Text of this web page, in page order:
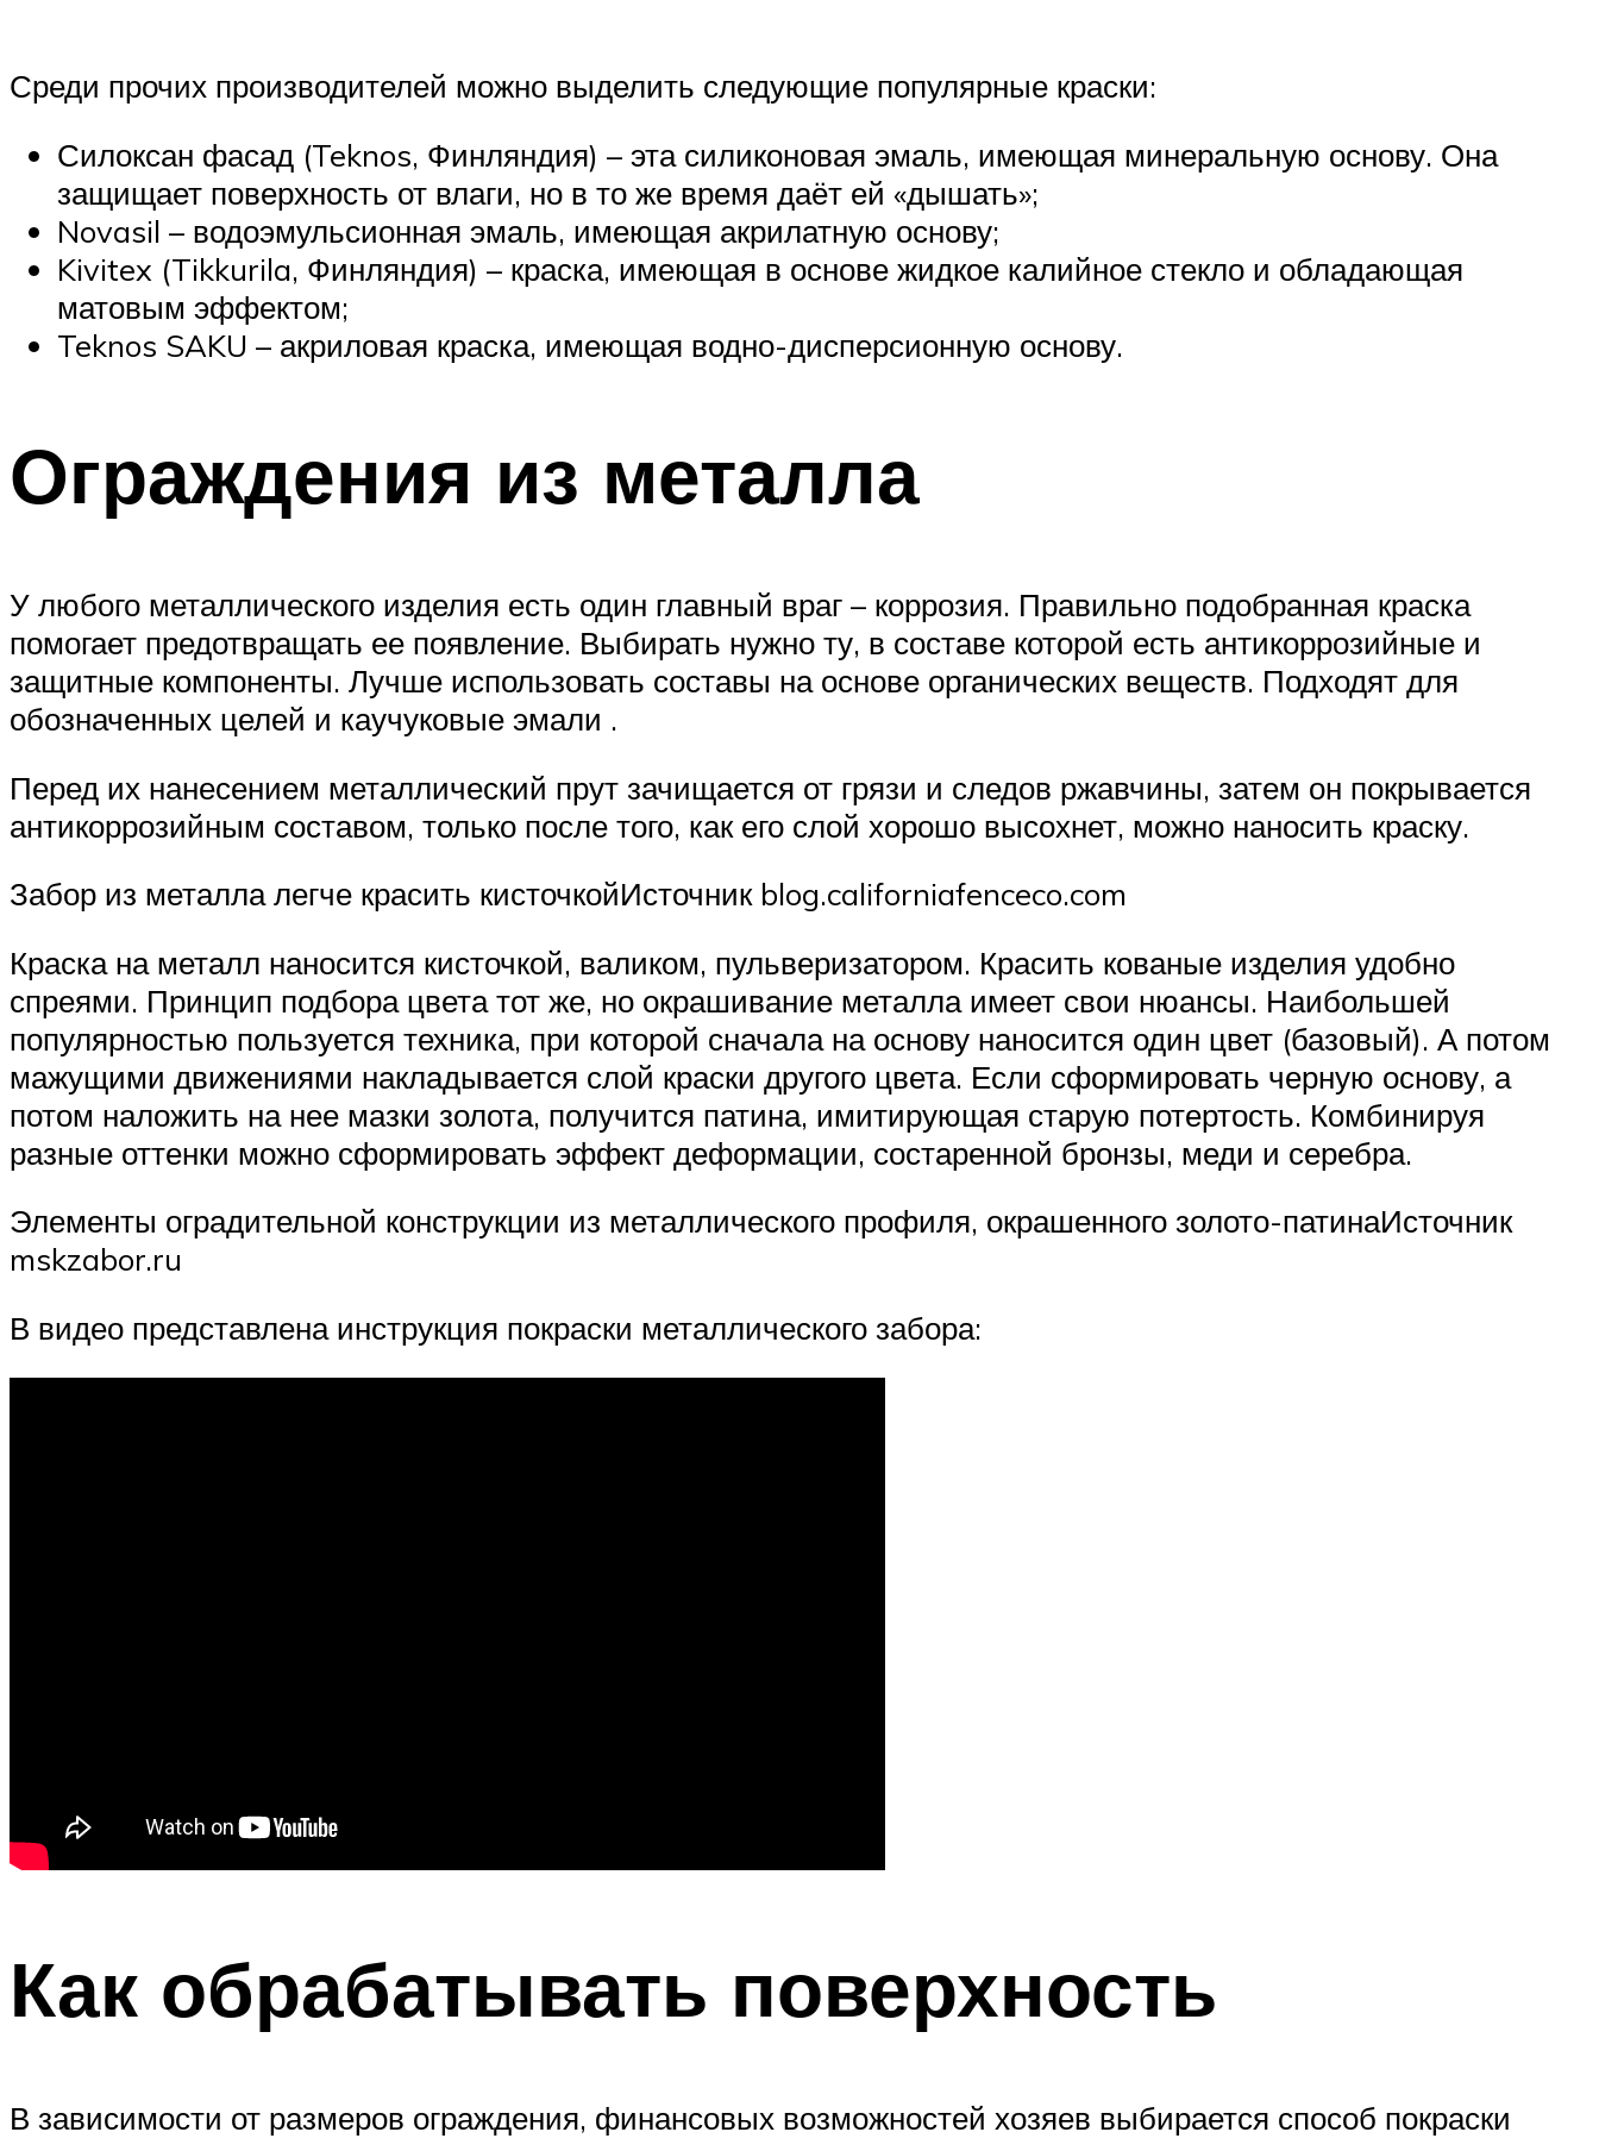
Среди прочих производителей можно выделить следующие популярные краски:
Силоксан фасад (Teknos, Финляндия) – эта силиконовая эмаль, имеющая минеральную основу. Она
защищает поверхность от влаги, но в то же время даёт ей «дышать»;
Novasil – водоэмульсионная эмаль, имеющая акрилатную основу;
Kivitex (Tikkurila, Финляндия) – краска, имеющая в основе жидкое калийное стекло и обладающая
матовым эффектом;
Teknos SAKU – акриловая краска, имеющая водно-дисперсионную основу.
Ограждения из металла
У любого металлического изделия есть один главный враг – коррозия. Правильно подобранная краска
помогает предотвращать ее появление. Выбирать нужно ту, в составе которой есть антикоррозийные и
защитные компоненты. Лучше использовать составы на основе органических веществ. Подходят для
обозначенных целей и каучуковые эмали .
Перед их нанесением металлический прут зачищается от грязи и следов ржавчины, затем он покрывается
антикоррозийным составом, только после того, как его слой хорошо высохнет, можно наносить краску.
Забор из металла легче красить кисточкойИсточник blog.californiafenceco.com
Краска на металл наносится кисточкой, валиком, пульверизатором. Красить кованые изделия удобно
спреями. Принцип подбора цвета тот же, но окрашивание металла имеет свои нюансы. Наибольшей
популярностью пользуется техника, при которой сначала на основу наносится один цвет (базовый). А потом
мажущими движениями накладывается слой краски другого цвета. Если сформировать черную основу, а
потом наложить на нее мазки золота, получится патина, имитирующая старую потертость. Комбинируя
разные оттенки можно сформировать эффект деформации, состаренной бронзы, меди и серебра.
Элементы оградительной конструкции из металлического профиля, окрашенного золото-патинаИсточник
mskzabor.ru
В видео представлена инструкция покраски металлического забора:
Как обрабатывать поверхность
В зависимости от размеров ограждения, финансовых возможностей хозяев выбирается способ покраски